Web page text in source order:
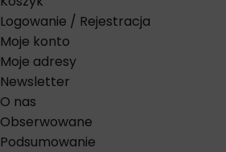
Logowanie / Rejestracja
Moje konto
Moje adresy
Newsletter
O nas
Obserwowane
Podsumowanie